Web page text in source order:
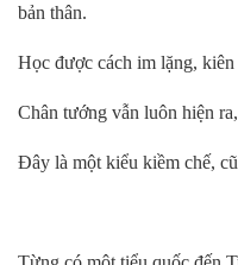
bản thân.
Học được cách im lặng,
Chân tướng vẫn luôn hiện
Đây là một kiểu kiềm chế,